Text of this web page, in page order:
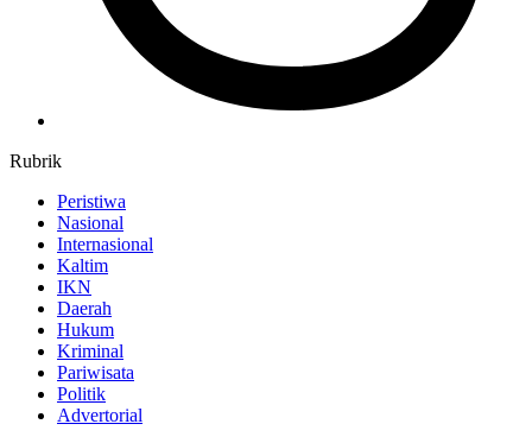
Rubrik
Peristiwa
Nasional
Internasional
Kaltim
IKN
Daerah
Hukum
Kriminal
Pariwisata
Politik
Advertorial